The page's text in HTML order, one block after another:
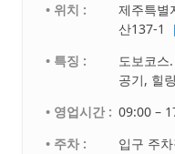
• 위치 :
제주특별
산137-1
• 특징 :
도보코스
공기, 힐
• 영업시간 : 09:00 –
• 주차 :
입구 주